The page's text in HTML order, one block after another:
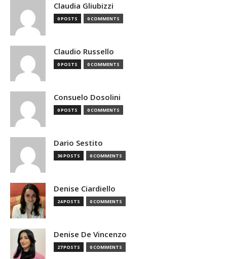
Claudia Gliubizzi
0 POSTS 0 COMMENTS
Claudio Russello
0 POSTS 0 COMMENTS
Consuelo Dosolini
0 POSTS 0 COMMENTS
Dario Sestito
36 POSTS 0 COMMENTS
Denise Ciardiello
24 POSTS 0 COMMENTS
Denise De Vincenzo
27 POSTS 0 COMMENTS